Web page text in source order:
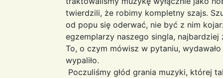
twierdzili, że robimy kompletny szajs.
od popu się oderwać, nie być z nim
egzemplarzy naszego singla,
To, o czym mówisz w pytaniu,
wypaliło.
Poczuliśmy głód grania muzyki, której